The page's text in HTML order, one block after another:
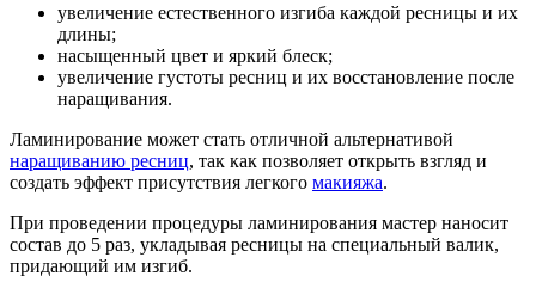
увеличение естественного изгиба каждой ресницы и их
длины;
насыщенный цвет и яркий блеск;
увеличение густоты ресниц и их восстановление после
наращивания.
Ламинирование может стать отличной альтернативой
наращиванию ресниц, так как позволяет открыть взгляд и
создать эффект присутствия легкого макияжа.
При проведении процедуры ламинирования мастер наносит
состав до 5 раз, укладывая ресницы на специальный валик,
придающий им изгиб.